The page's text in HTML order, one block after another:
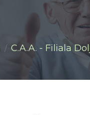
C.A.A. - Filiala